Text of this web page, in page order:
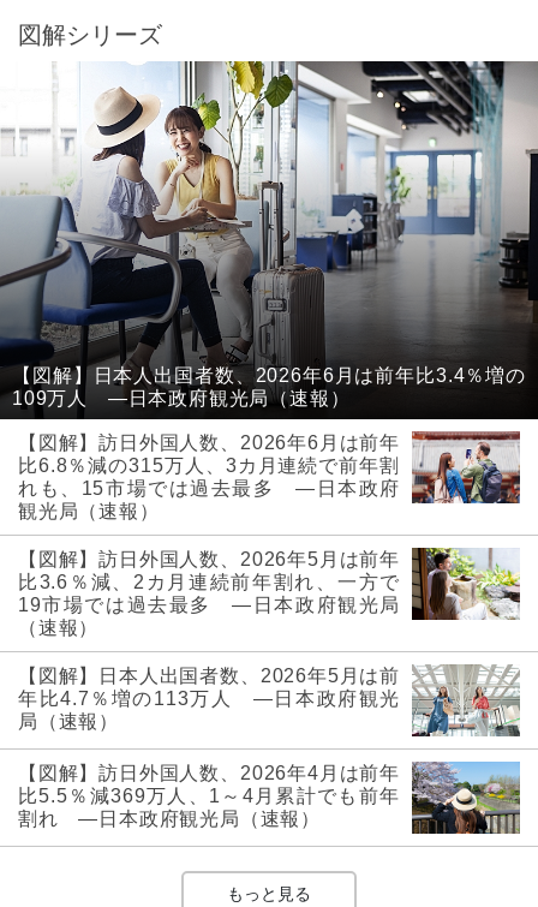
図解シリーズ
【図解】日本人出国者数、2026年6月は前年比3.4％増の
109万人 ―日本政府観光局（速報）
【図解】訪日外国人数、2026年6月は前年
比6.8％減の315万人、3カ月連続で前年割
れも、15市場では過去最多 ―日本政府
観光局（速報）
【図解】訪日外国人数、2026年5月は前年
比3.6％減、2カ月連続前年割れ、一方で
19市場では過去最多 ―日本政府観光局
（速報）
【図解】日本人出国者数、2026年5月は前
年比4.7％増の113万人 ―日本政府観光
局（速報）
【図解】訪日外国人数、2026年4月は前年
比5.5％減369万人、1～4月累計でも前年
割れ ―日本政府観光局（速報）
もっと見る